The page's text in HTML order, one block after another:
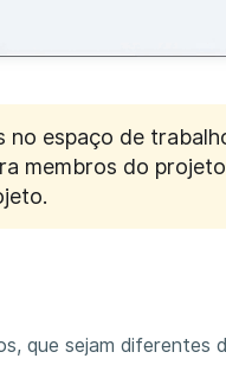
espaço de
membros do
que sejam diferentes